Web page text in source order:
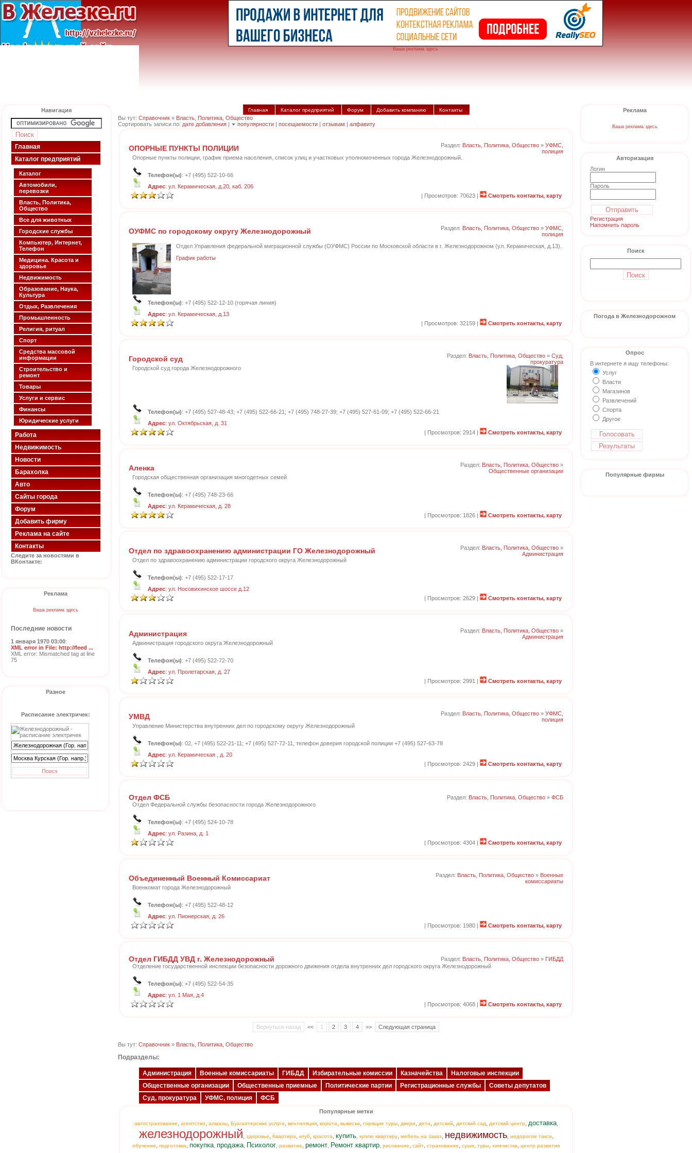
Ваша реклама здесь
Навигация
Главная
Каталог предприятий
Каталог
Автомобили,
перевозки
Власть, Политика,
Общество
Все для животных
Городские службы
Компьютер, Интернет,
Телефон
Медицина. Красота и
здоровье
Недвижимость
Образование, Наука,
Культура
Отдых, Развлечения
Промышленность
Религия, ритуал
Спорт
Средства массовой
информации
Строительство и
ремонт
Товары
Услуги и сервис
Финансы
Юридические услуги
Работа
Недвижимость
Новости
Барахолка
Авто
Сайты города
Форум
Добавить фирму
Реклама на сайте
Контакты
Следите за новостями в
ВКонтакте:
Реклама
Ваша реклама здесь
Последние новости
1 января 1970 03:00:
XML error in File: http://feed ...
XML error: Mismatched tag at line
75
Разное
Расписание электричек:
Главная Каталог предприятий Форум Добавить компанию Контакты
Вы тут: Справочник » Власть, Политика, Общество
Сортировать записи по: дате добавления | популярности | посещаемости | отзывам | алфавиту
ОПОРНЫЕ ПУНКТЫ ПОЛИЦИИ Раздел: Власть, Политика, Общество » УФМС,
полиция
Опорные пункты полиции, график приема населения, список улиц и участковых уполномоченных города Железнодорожный.
Телефон(ы): +7 (495) 522-10-66
Адрес: ул. Керамическая, д.20, каб. 206
| Просмотров: 70623 |
Смотреть контакты, карту
ОУФМС по городскому округу Железнодорожный Раздел: Власть, Политика, Общество » УФМС,
полиция
Отдел Управления федеральной миграционной службы (ОУФМС) России по Московской области в г. Железнодорожном (ул. Керамическая, д.13).
График работы
Телефон(ы): +7 (495) 522-12-10 (горячая линия)
Адрес: ул. Керамическая, д.13
| Просмотров: 32159 |
Смотреть контакты, карту
Городской суд Раздел: Власть, Политика, Общество » Суд,
прокуратура
Городской суд города Железнодорожного
Телефон(ы): +7 (495) 527-48-43; +7 (495) 522-66-21; +7 (495) 748-27-39; +7 (495) 527-61-09; +7 (495) 522-66-21
Адрес: ул. Октябрьская, д. 31
| Просмотров: 2914 |
Смотреть контакты, карту
Аленка Раздел: Власть, Политика, Общество »
Общественные организации
Городская общественная организация многодетных семей
Телефон(ы): +7 (495) 748-23-66
Адрес: ул. Керамическая, д. 28
| Просмотров: 1826 |
Смотреть контакты, карту
Отдел по здравоохранению администрации ГО Железнодорожный Раздел: Власть, Политика, Общество »
Администрация
Отдел по здравоохранению администрации городского округа Железнодорожный
Телефон(ы): +7 (495) 522-17-17
Адрес: ул. Носовихинское шоссе д.12
| Просмотров: 2629 |
Смотреть контакты, карту
Администрация Раздел: Власть, Политика, Общество »
Администрация
Администрация городского округа Железнодорожный
Телефон(ы): +7 (495) 522-72-70
Адрес: ул. Пролетарская, д. 27
| Просмотров: 2991 |
Смотреть контакты, карту
УМВД Раздел: Власть, Политика, Общество » УФМС,
полиция
Управление Министерства внутренних дел по городскому округу Железнодорожный
Телефон(ы): 02, +7 (495) 522-21-11; +7 (495) 527-72-11, телефон доверия городской полиции +7 (495) 527-63-78
Адрес: ул. Керамическая , д. 20
| Просмотров: 2429 |
Смотреть контакты, карту
Отдел ФСБ Раздел: Власть, Политика, Общество » ФСБ
Отдел Федеральной службы безопасности города Железнодорожного
Телефон(ы): +7 (495) 524-10-78
Адрес: ул. Разина, д. 1
| Просмотров: 4304 |
Смотреть контакты, карту
Объединенный Военный Комиссариат Раздел: Власть, Политика, Общество » Военные
комиссариаты
Военкомат города Железнодорожный
Телефон(ы): +7 (495) 522-48-12
Адрес: ул. Пионерская, д. 26
| Просмотров: 1980 |
Смотреть контакты, карту
Отдел ГИБДД УВД г. Железнодорожный Раздел: Власть, Политика, Общество » ГИБДД
Отделение государственной инспекции безопасности дорожного движения отдела внутренних дел городского округа Железнодорожный
Телефон(ы): +7 (495) 522-54-35
Адрес: ул. 1 Мая, д.4
| Просмотров: 4068 |
Смотреть контакты, карту
Вернуться назад << 1 2 3 4 >> Следующая страница
Вы тут: Справочник » Власть, Политика, Общество
Подразделы:
Администрация Военные комиссариаты ГИБДД Избирательные комиссии Казначейства
Налоговые инспекции
Общественные организации
Общественные приемные Политические партии Регистрационные службы
Советы депутатов
Суд, прокуратура
УФМС, полиция ФСБ
Популярные метки
автострахование агентство, алмазы, Бухгалтерские услуги вентиляция, ворота вывески горящие туры, двери дети детский детский сад детский центр, доставка,
железнодорожный здоровье Квартира клуб, красота купить, куплю квартиру, мебель на заказ, недвижимость, недорогое такси
обучение подготовка покупка продажа Психолог развитие ремонт Ремонт квартир рисование сайт страхование суши туры химчистка центр развития
Реклама
Ваша реклама здесь
Авторизация
Логин
Пароль
Регистрация
Напомнить пароль
Поиск
Погода в Железнодорожном
Опрос
В интернете я ищу телефоны:
Услуг
Власти
Магазинов
Развлечений
Спорта
Другое
Популярные фирмы